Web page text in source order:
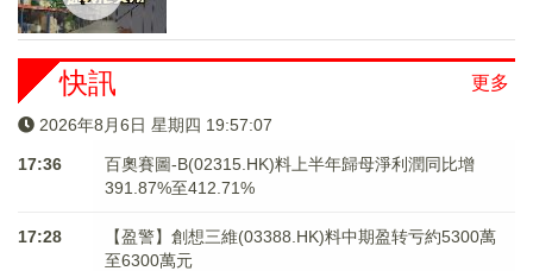
更多
快訊
2026年8月6日 星期四 19:57:08
17:36
百奧賽圖-B(02315.HK)料上半年歸母淨利潤同比增
391.87%至412.71%
17:28
【盈警】創想三維(03388.HK)料中期盈转亏約5300萬
至6300萬元